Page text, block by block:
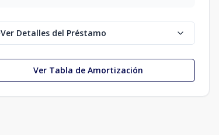
Ver Detalles del Préstamo
Ver Tabla de Amortización